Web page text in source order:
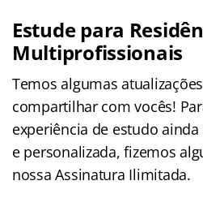
Estude para
Multiprofissionais
Temos algumas
compartilhar com vocês!
experiência de estudo
e personalizada, fizemos
nossa Assinatura Ilimitada.